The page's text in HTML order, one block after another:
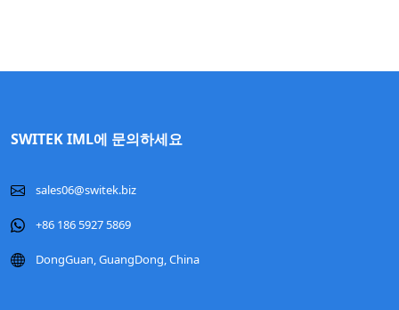
SWITEK IML에 문의하세요
sales06@switek.biz
+86 186 5927 5869
DongGuan, GuangDong, China